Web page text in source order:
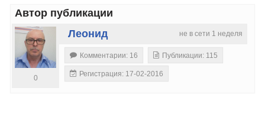
Автор публикации
не в сети 1 неделя
Леонид
0
Комментарии: 16 Публикации: 115
Регистрация: 17-02-2016